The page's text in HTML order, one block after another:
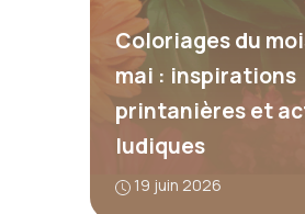
Coloriages du
mai : inspirations
printanières et
ludiques
19 juin 2026